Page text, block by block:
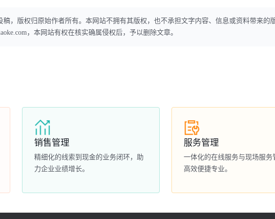
，版权归原始作者所有。本网站不拥有其版权，也不承担文字内容、信息或资料带来的
，本网站有权在核实确属侵权后，予以删除文章。
销售管理
精细化的线索到现金的业务闭环，助
力企业业绩增长。
服务管理
一体化的在线服务与现场服务
高效便捷专业。